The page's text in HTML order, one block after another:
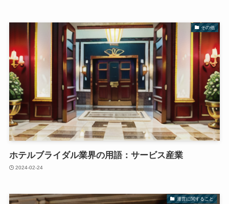
その他
ホテルブライダル業界の用語：サービス産業
2024-02-24
運営に関すること